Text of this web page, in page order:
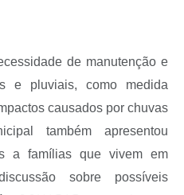
de manutenção e
e pluviais, como medida
causados por chuvas
também apresentou
a famílias que vivem em
sobre possíveis